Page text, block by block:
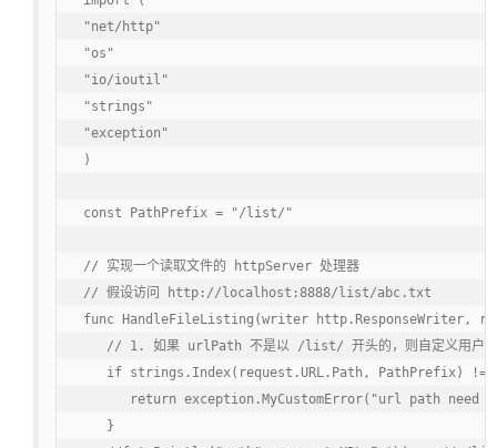
"net/http"
"os"
"io/ioutil"
"strings"
"exception"
)
const PathPrefix = "/list/"
// 实现一个读取文件的 httpServer 处理器
// 假设访问 http://localhost:8888/list/abc.txt
func HandleFileListing(writer http.ResponseWriter,
// 1. 如果 urlPath 不是以 /list/ 开头的，则自定义用户
if strings.Index(request.URL.Path, PathPrefix) !=
return exception.MyCustomError("url path need
   }